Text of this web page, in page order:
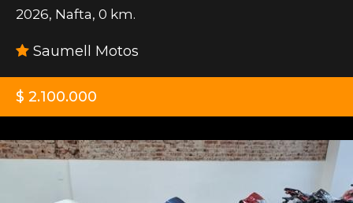
2026, Nafta, 0 km.
Saumell Motos
$ 2.100.000